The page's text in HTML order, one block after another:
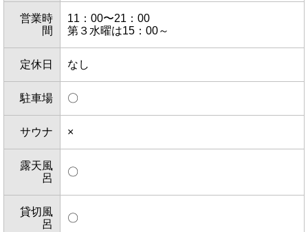
営業時
間
11：00〜21：00
第３水曜は15：00～
定休日 なし
駐車場 〇
サウナ ×
露天風
呂
〇
貸切風
呂
〇